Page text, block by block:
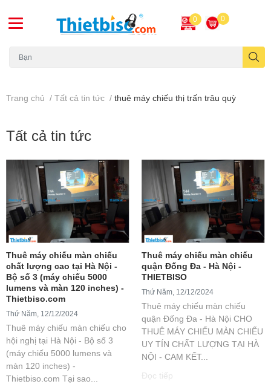
0 0
Trang chủ / Tất cả tin tức / thuê máy chiếu thị trấn trâu quỳ
Tất cả tin tức
Thuê máy chiếu màn chiếu
chất lượng cao tại Hà Nội -
Bộ số 3 (máy chiếu 5000
lumens và màn 120 inches) -
Thietbiso.com
Thứ Năm, 12/12/2024
Thuê máy chiếu màn chiếu cho
hội nghị tại Hà Nội - Bộ số 3
(máy chiếu 5000 lumens và
màn 120 inches) -
Thietbiso.com Tại sao...
Thuê máy chiếu màn chiếu
quận Đống Đa - Hà Nội -
THIETBISO
Thứ Năm, 12/12/2024
Thuê máy chiếu màn chiếu
quận Đống Đa - Hà Nội CHO
THUÊ MÁY CHIẾU MÀN CHIẾU
UY TÍN CHẤT LƯỢNG TẠI HÀ
NỘI - CAM KẾT...
Đọc tiếp